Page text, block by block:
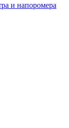
и напоромера